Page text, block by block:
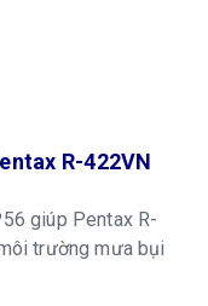
R-422VN
giúp Pentax R-
trường mưa bụi